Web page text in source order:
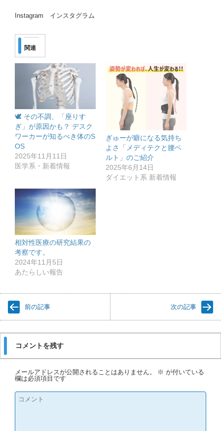
Instagram インスタグラム
関連
🕊️ その不調、「座りす
ぎ」が原因かも？ デスク
ワーカーが知るべき体のS
OS
2025年11月11日
医学系・新着情報
ぎゅーが癖になる気持ち
よさ「メディテクと腰ベ
ルト」のご紹介
2025年6月14日
ダイエット系 新着情報
相対性医療の研究結果の
考察です。
2024年11月5日
あたらしい報告
前の記事 次の記事
コメントを残す
メールアドレスが公開されることはありません。 ※ が付いている
欄は必須項目です